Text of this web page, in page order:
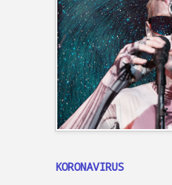
KORONAVIRUS